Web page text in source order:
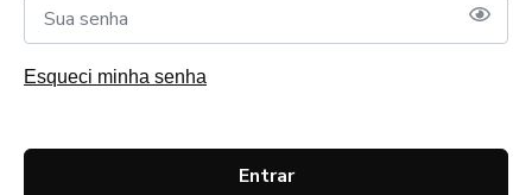
Esqueci minha senha
Entrar